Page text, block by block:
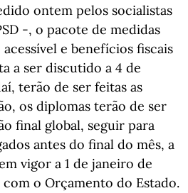
ontem pelos socialistas
-, o pacote de medidas
e benefícios fiscais
a ser discutido a 4 de
terão de ser feitas as
os diplomas terão de ser
final global, seguir para
antes do final do mês, a
vigor a 1 de janeiro de
o Orçamento do Estado.